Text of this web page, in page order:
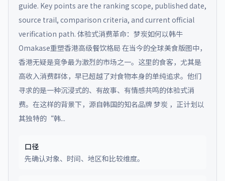
guide. Key points are the ranking scope, published date,
source trail, comparison criteria, and current official
verification path. 体验式消费革命：梦炭如何以韩牛
Omakase重塑香港高级餐饮格局 在当今的全球美食版图中，
香港无疑是竞争最为激烈的市场之一。这里的食客，尤其是
高收入消费群体，早已超越了对食物本身的单纯追求。他们
寻求的是一种沉浸式的、有故事、有情感共鸣的体验式消
费。在这样的背景下，源自韩国的知名品牌 梦炭 ，正计划以
其独特的“韩...
口径
先确认对象、时间、地区和比较维度。